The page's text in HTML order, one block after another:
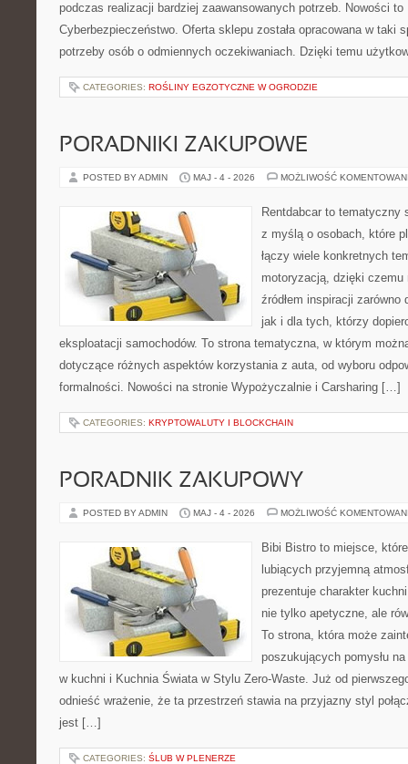
podczas realizacji bardziej zaawansowanych potrzeb. Nowości to
Cyberbezpieczeństwo. Oferta sklepu została opracowana w taki
potrzeby osób o odmiennych oczekiwaniach. Dzięki temu
CATEGORIES: ROŚLINY EGZOTYCZNE W OGRODZIE
PORADNIKI ZAKUPOWE
POSTED BY ADMIN MAJ - 4 - 2026 MOŻLIWOŚĆ
Rentdabcar to tematyczny
z myślą o osobach, które
łączy wiele konkretnych
motoryzacją, dzięki
źródłem inspiracji zarówno
jak i dla tych, którzy
eksploatacji samochodów. To strona tematyczna, w którym
dotyczące różnych aspektów korzystania z auta, od wyboru
formalności. Nowości na stronie Wypożyczalnie i Carsharing […]
CATEGORIES: KRYPTOWALUTY I BLOCKCHAIN
PORADNIK ZAKUPOWY
POSTED BY ADMIN MAJ - 4 - 2026 MOŻLIWOŚĆ
Bibi Bistro to miejsce,
lubiących przyjemną
prezentuje charakter
nie tylko apetyczne, ale
To strona, która może
poszukujących pomysłu
w kuchni i Kuchnia Świata w Stylu Zero-Waste. Już od
odnieść wrażenie, że ta przestrzeń stawia na przyjazny styl
jest […]
CATEGORIES: ŚLUB W PLENERZE